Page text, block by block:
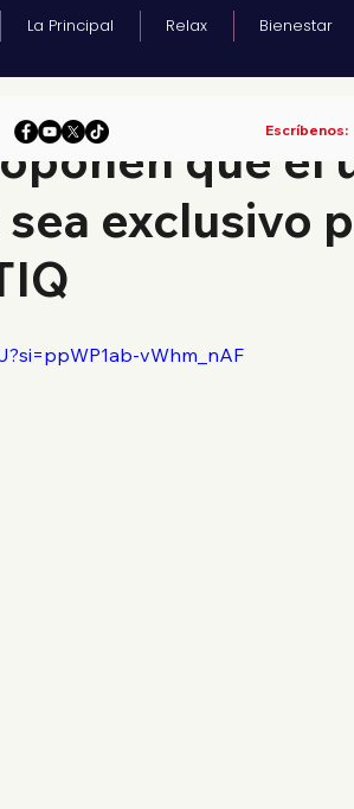
La Principal Relax Bienestar
que el
exclusivo
vWhm_nAF
Escríbenos: